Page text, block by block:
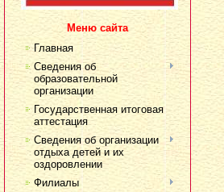
Меню сайта
Главная
Сведения об
образовательной
организации
Государственная итоговая
аттестация
Сведения об организации
отдыха детей и их
оздоровлении
Филиалы